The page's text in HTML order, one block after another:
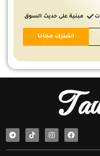
مبنية على حديث السوق
F
a
e
T
e
e